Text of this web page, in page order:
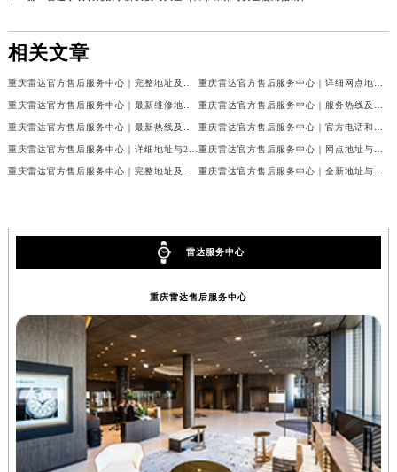
相关文章
雷达服务中心
重庆雷达售后服务中心